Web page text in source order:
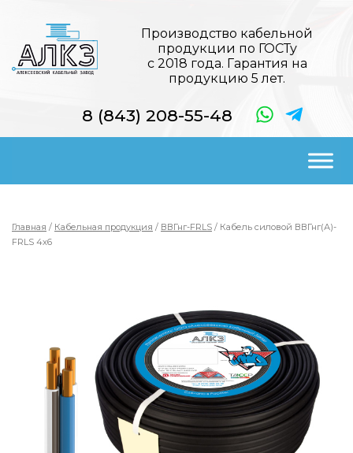
Производство кабельной
продукции по ГОСТу
с 2018 года. Гарантия на
продукцию 5 лет.
8 (843) 208-55-48
Главная / Кабельная продукция / ВВГнг-FRLS / Кабель силовой ВВГнг(А)-
FRLS 4х6